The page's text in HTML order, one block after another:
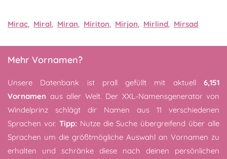
Mirac, Miral, Miran, Miriton, Mirjon, Mirlind, Mirsad
Mehr Vornamen?
Unsere Datenbank ist prall gefüllt mit aktuell 6,151
Vornamen aus aller Welt. Der XXL-Namensgenerator von
Windelprinz schlägt dir Namen aus 11 verschiedenen
Sprachen vor. Tipp: Nutze die Suche übergreifend über alle
Sprachen um die größtmögliche Auswahl an Vornamen zu
erhalten und schränke diese nach deinen persönlichen